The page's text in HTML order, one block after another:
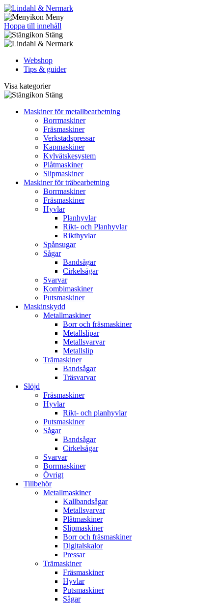
Meny
Hoppa till innehåll
Stäng
Webshop
Tips & guider
Visa kategorier
Stäng
Maskiner för metallbearbetning
Borrmaskiner
Fräsmaskiner
Verkstadspressar
Kapmaskiner
Kylvätskesystem
Plåtmaskiner
Slipmaskiner
Maskiner för träbearbetning
Borrmaskiner
Fräsmaskiner
Hyvlar
Planhyvlar
Rikt- och Planhyvlar
Rikthyvlar
Spånsugar
Sågar
Bandsågar
Cirkelsågar
Svarvar
Kombimaskiner
Putsmaskiner
Maskinskydd
Metallmaskiner
Borr och fräsmaskiner
Metallslipar
Metallsvarvar
Metallslip
Trämaskiner
Bandsågar
Träsvarvar
Slöjd
Fräsmaskiner
Hyvlar
Rikt- och planhyvlar
Putsmaskiner
Sågar
Bandsågar
Cirkelsågar
Svarvar
Borrmaskiner
Övrigt
Tillbehör
Metallmaskiner
Kallbandsågar
Metallsvarvar
Plåtmaskiner
Slipmaskiner
Borr och fräsmaskiner
Digitalskalor
Pressar
Trämaskiner
Fräsmaskiner
Hyvlar
Putsmaskiner
Sågar